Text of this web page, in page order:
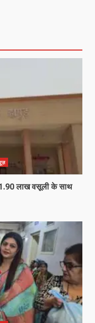
1.90 लाख वसूली के साथ